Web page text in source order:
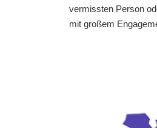
vermissten Person
mit großem